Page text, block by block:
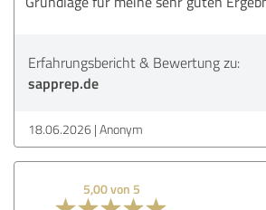
Erfahrungsbericht & Bewertung zu:
sapprep.de
18.06.2026 Anonym
5,00 von 5